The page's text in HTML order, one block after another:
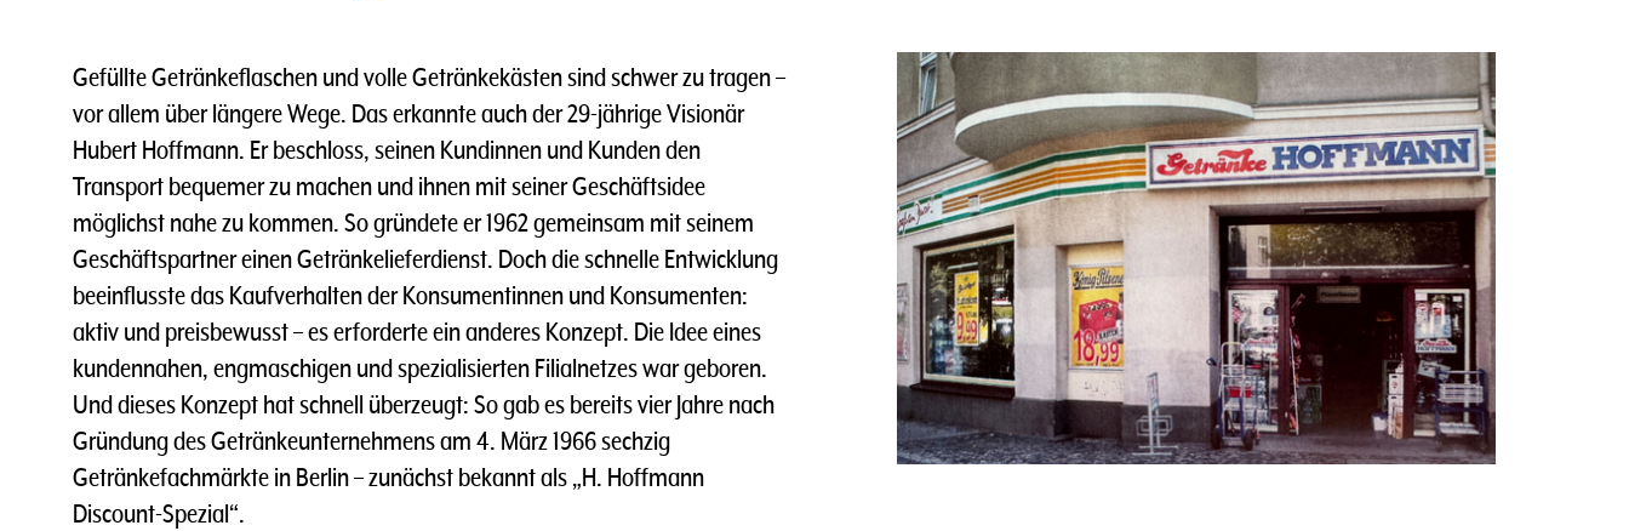
Gefüllte Getränkeflaschen und volle Getränkekästen sind schwer zu tragen –
vor allem über längere Wege. Das erkannte auch der 29-jährige Visionär
Hubert Hoffmann. Er beschloss, seinen Kundinnen und Kunden den
Transport bequemer zu machen und ihnen mit seiner Geschäftsidee
möglichst nahe zu kommen. So gründete er 1962 gemeinsam mit seinem
Geschäftspartner einen Getränkelieferdienst. Doch die schnelle Entwicklung
beeinflusste das Kaufverhalten der Konsumentinnen und Konsumenten:
aktiv und preisbewusst – es erforderte ein anderes Konzept. Die Idee eines
kundennahen, engmaschigen und spezialisierten Filialnetzes war geboren.
Und dieses Konzept hat schnell überzeugt: So gab es bereits vier Jahre nach
Gründung des Getränkeunternehmens am 4. März 1966 sechzig
Getränkefachmärkte in Berlin – zunächst bekannt als „H. Hoffmann
Discount-Spezial“.